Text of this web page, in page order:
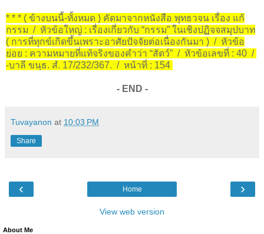
* * * ( ข้างบนนี้-ทั้งหมด ) คัดมาจากหนังสือ พุทธวจน เรื่อง แก้
กรรม / หัวข้อใหญ่ : เรื่องเกี่ยวกับ “กรรม” ในเชิงปฏิจจสมุปบาท
( การที่ทุกข์เกิดขึ้นเพราะอาศัยปัจจัยต่อเนื่องกันมา ) / หัวข้อ
ย่อย : ความหมายที่แท้จริงของคำว่า “สัตว์” / หัวข้อเลขที่ : 40 /
-บาลี ขนฺธ. สํ. 17/232/367. / หน้าที่ : 154
- END -
Tuvayanon at 10:03 PM
Share
‹ ›
Home
View web version
About Me